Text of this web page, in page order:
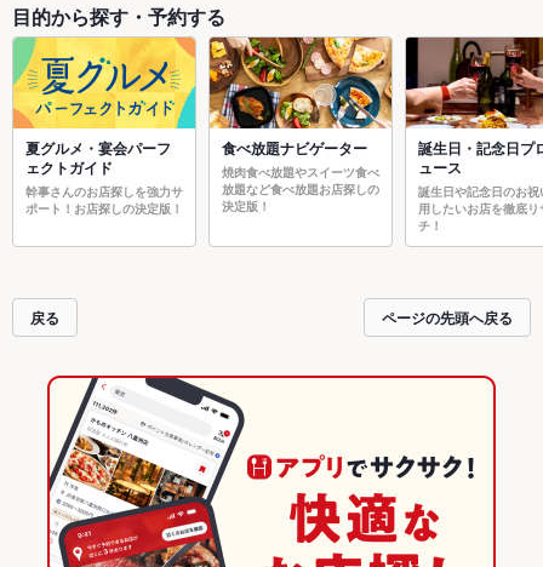
目的から探す・予約する
夏グルメ・宴会パーフ
ェクトガイド
幹事さんのお店探しを強力サ
ポート！お店探しの決定版！
食べ放題ナビゲーター
焼肉食べ放題やスイーツ食べ
放題など食べ放題お店探しの
決定版！
誕生日・記念日プ
ュース
誕生日や記念日のお祝
用したいお店を徹底リ
チ！
戻る ページの先頭へ戻る